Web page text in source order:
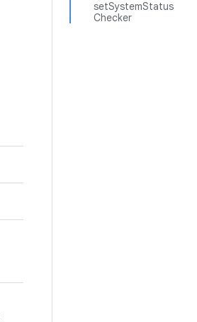
setSystemStatus
Checker